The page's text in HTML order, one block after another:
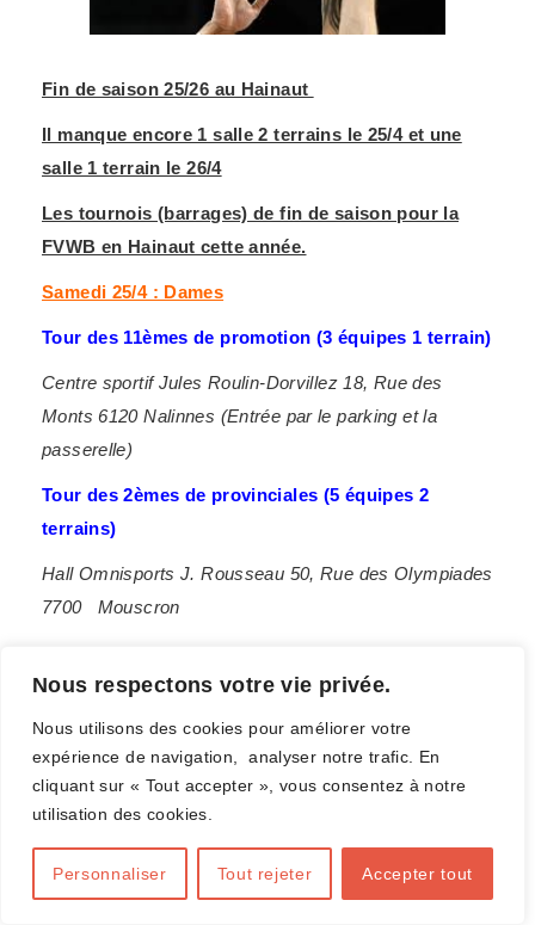
Nous respectons votre vie privée.
Nous utilisons des cookies pour améliorer votre
expérience de navigation, analyser notre trafic. En
cliquant sur « Tout accepter », vous consentez à notre
utilisation des cookies.
Personnaliser Tout rejeter Accepter tout
Fin de saison 25/26 au Hainaut
Il manque encore 1 salle 2 terrains le 25/4 et une
salle 1 terrain le 26/4
Les tournois (barrages) de fin de saison pour la
FVWB en Hainaut cette année.
Samedi 25/4 : Dames
Tour des 11èmes de promotion (3 équipes 1 terrain)
Centre sportif Jules Roulin-Dorvillez 18, Rue des
Monts 6120 Nalinnes (Entrée par le parking et la
passerelle)
Tour des 2èmes de provinciales (5 équipes 2
terrains)
Hall Omnisports J. Rousseau 50, Rue des Olympiades
7700 Mouscron
Tour des 10èmes de promotion (3 équipes 1 terrain)
Tour des 11èmes de promotion (3 équipes 1 terrain)
Frasnes-lez-Anvaing